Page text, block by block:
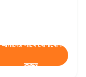
আমাদের সাথে যোগাযোগ
করুন